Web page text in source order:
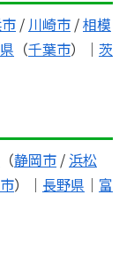
/ 川崎市 /相模
（千葉市）｜ 茨
（静岡市 / 浜松
）｜ 長野県 ｜ 富